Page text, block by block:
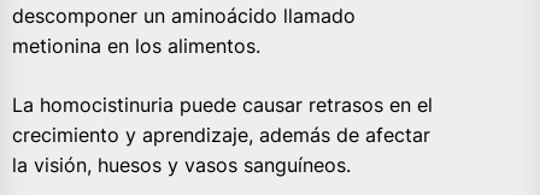
descomponer un aminoácido llamado
metionina en los alimentos.
La homocistinuria puede causar retrasos en el
crecimiento y aprendizaje, además de afectar
la visión, huesos y vasos sanguíneos.